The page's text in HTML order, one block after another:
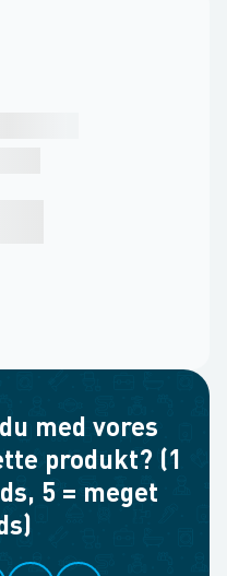
med vores
produkt? (1
5 = meget